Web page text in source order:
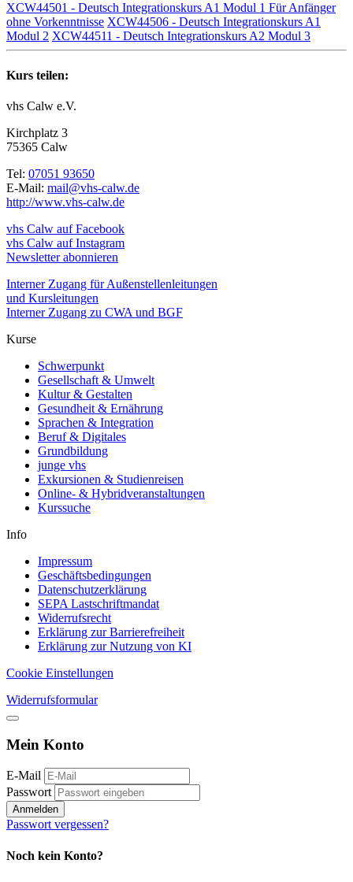
XCW44501 - Deutsch Integrationskurs A1 Modul 1 Für Anfänger
ohne Vorkenntnisse XCW44506 - Deutsch Integrationskurs A1
Modul 2 XCW44511 - Deutsch Integrationskurs A2 Modul 3
Kurs teilen:
vhs Calw e.V.
Kirchplatz 3
75365 Calw
Tel: 07051 93650
E-Mail: mail@vhs-calw.de
http://www.vhs-calw.de
vhs Calw auf Facebook
vhs Calw auf Instagram
Newsletter abonnieren
Interner Zugang für Außenstellenleitungen
und Kursleitungen
Interner Zugang zu CWA und BGF
Kurse
Schwerpunkt
Gesellschaft & Umwelt
Kultur & Gestalten
Gesundheit & Ernährung
Sprachen & Integration
Beruf & Digitales
Grundbildung
junge vhs
Exkursionen & Studienreisen
Online- & Hybridveranstaltungen
Kurssuche
Info
Impressum
Geschäftsbedingungen
Datenschutzerklärung
SEPA Lastschriftmandat
Widerrufsrecht
Erklärung zur Barrierefreiheit
Erklärung zur Nutzung von KI
Cookie Einstellungen
Widerrufsformular
Mein Konto
E-Mail
Passwort
Anmelden
Passwort vergessen?
Noch kein Konto?